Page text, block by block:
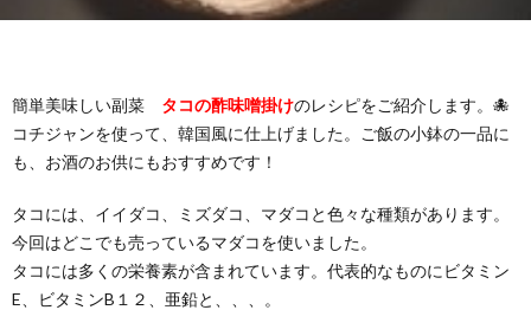
簡単美味しい副菜 タコの酢味噌掛けのレシピをご紹介します。🐙
コチジャンを使って、韓国風に仕上げました。ご飯の小鉢の一品に
も、お酒のお供にもおすすめです！
タコには、イイダコ、ミズダコ、マダコと色々な種類があります。
今回はどこでも売っているマダコを使いました。
タコには多くの栄養素が含まれています。代表的なものにビタミン
E、ビタミンB１２、亜鉛と、、、。